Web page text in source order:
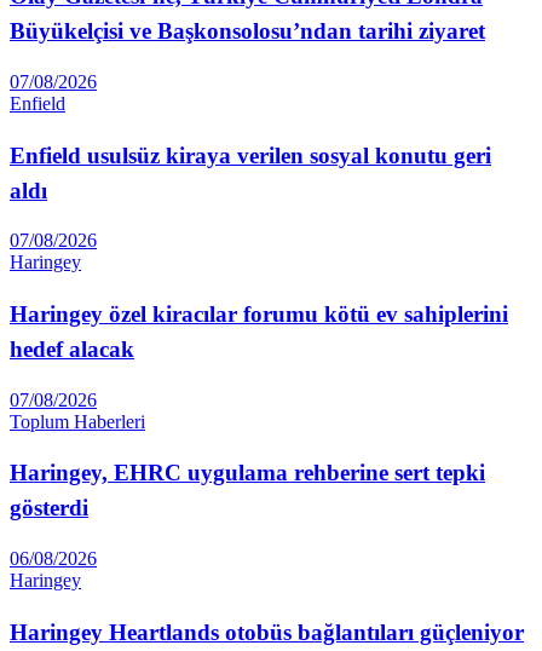
Büyükelçisi ve Başkonsolosu’ndan tarihi ziyaret
07/08/2026
Enfield
Enfield usulsüz kiraya verilen sosyal konutu geri
aldı
07/08/2026
Haringey
Haringey özel kiracılar forumu kötü ev sahiplerini
hedef alacak
07/08/2026
Toplum Haberleri
Haringey, EHRC uygulama rehberine sert tepki
gösterdi
06/08/2026
Haringey
Haringey Heartlands otobüs bağlantıları güçleniyor